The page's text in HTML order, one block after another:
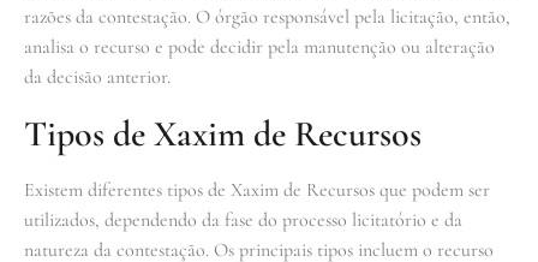
razões da contestação. O órgão responsável pela licitação, então,
analisa o recurso e pode decidir pela manutenção ou alteração
da decisão anterior.
Tipos de Xaxim de Recursos
Existem diferentes tipos de Xaxim de Recursos que podem ser
utilizados, dependendo da fase do processo licitatório e da
natureza da contestação. Os principais tipos incluem o recurso